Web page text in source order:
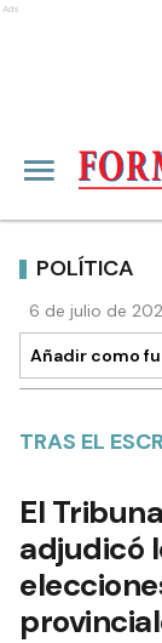
Ads
POLÍTICA
6 de julio de
Añadir como
TRAS EL
El
adjudicó